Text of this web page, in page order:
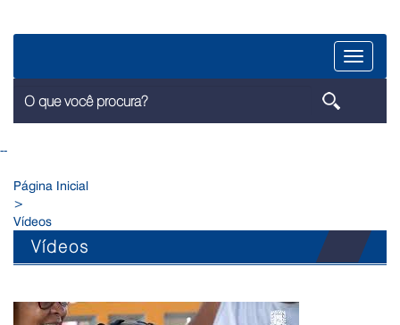
Menu
--
Página Inicial
>
Vídeos
Vídeos